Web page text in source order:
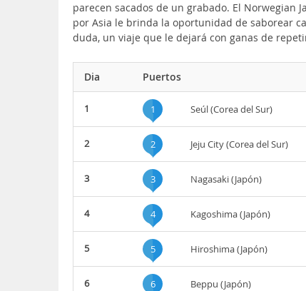
parecen sacados de un grabado. El Norwegian
por Asia le brinda la oportunidad de saborear
duda, un viaje que le dejará con ganas de
Dia Puertos
1 1 Seúl (Corea del Sur)
2 2 Jeju City (Corea del Sur)
3 3 Nagasaki (Japón)
4 4 Kagoshima (Japón)
5 5 Hiroshima (Japón)
6 6 Beppu (Japón)